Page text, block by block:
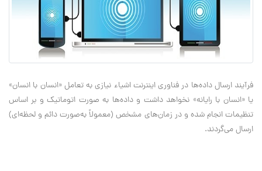
فرآیند ارسال داده‌ها در فناوری اینترنت اشیاء نیازی به تعامل «انسان با انسان»
یا «انسان با رایانه» نخواهد داشت و داده‌ها به صورت اتوماتیک و بر اساس
تنظیمات انجام شده و در زمان‌های مشخص (معمولاً به‌صورت دائم و لحظه‌ای)
ارسال می‌گردند.